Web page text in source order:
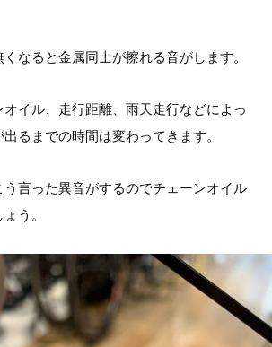
なると金属同士が擦れる音がします。
イル、走行距離、雨天走行などによっ
るまでの時間は変わってきます。
言った異音がするのでチェーンオイル
う。